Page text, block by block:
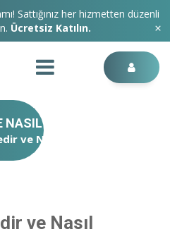
Sattığınız her hizmetten düzenli
Ücretsiz Katılın.
ÇALIŞIR?
ve Nasıl Çalışır?
ve Nasıl